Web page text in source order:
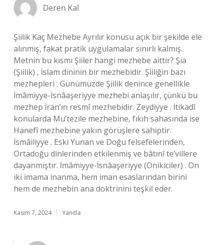
Deren Kal
Şiilik Kaç Mezhebe Ayrılır konusu açık bir şekilde ele
alınmış, fakat pratik uygulamalar sınırlı kalmış.
Metnin bu kısmı Şiiler hangi mezhebe aittir? Şia
(Şiilik) , İslam dininin bir mezhebidir. Şiiliğin bazı
mezhepleri : Günümüzde Şiilik denince genellikle
İmâmiyye-İsnâaşeriyye mezhebi anlaşılır, çünkü bu
mezhep İran’ın resmî mezhebidir. Zeydiyye . İtikadî
konularda Mu’tezile mezhebine, fıkıh sahasında ise
Hanefî mezhebine yakın görüşlere sahiptir.
İsmâiliyye . Eski Yunan ve Doğu felsefelerinden,
Ortadoğu dinlerinden etkilenmiş ve bâtınî te’villere
dayanmıştır. İmâmiyye-İsnâaşeriyye (Onikiciler) . On
iki imama inanma, hem iman esaslarından birini
hem de mezhebin ana doktrinini teşkil eder.
Kasım 7, 2024 Yanıtla